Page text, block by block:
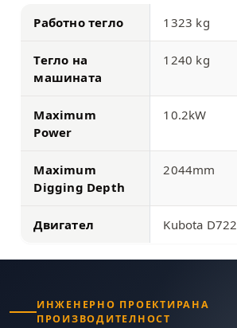
Работно тегло 1323 kg
Тегло на
машината
1240 kg
Maximum
Power
10.2kW
Maximum
Digging Depth
2044mm
Двигател Kubota D722
ИНЖЕНЕРНО ПРОЕКТИРАНА
ПРОИЗВОДИТЕЛНОСТ